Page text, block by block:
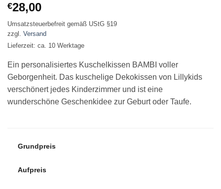
€28,00
Umsatzsteuerbefreit gemäß UStG §19
zzgl. Versand
Lieferzeit: ca. 10 Werktage
Ein personalisiertes Kuschelkissen BAMBI voller
Geborgenheit. Das kuschelige Dekokissen von Lillykids
verschönert jedes Kinderzimmer und ist eine
wunderschöne Geschenkidee zur Geburt oder Taufe.
Grundpreis
Aufpreis